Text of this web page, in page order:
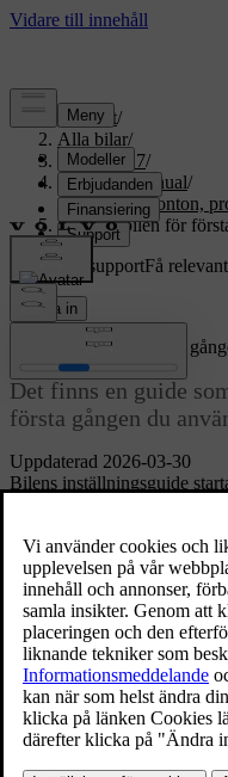
Support/
Alla bilar/
EX60 2027/
Användarmanual/
Användarkonton,
Ställa in bilen för
Anpassad supportFå
Logga in
Uppdaterad 2026-03-30
Ställa in bilen för första
Det finns en guide
första gången du
Bilens inställningsguide